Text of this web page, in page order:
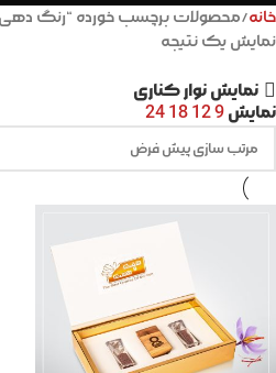
خانه محصولات برچسب خورده “رنگ دهی
نمایش یک نتیجه
نمایش نوار کناری
نمایش 9
12
18
24